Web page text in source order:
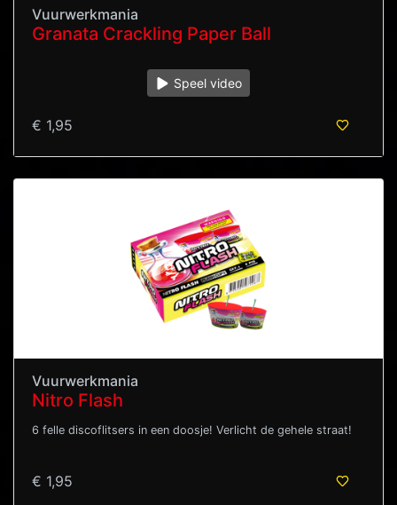
Vuurwerkmania
Granata Crackling Paper Ball
Speel video
€ 1,95
Vuurwerkmania
Nitro Flash
6 felle discoflitsers in een doosje! Verlicht de gehele straat!
€ 1,95